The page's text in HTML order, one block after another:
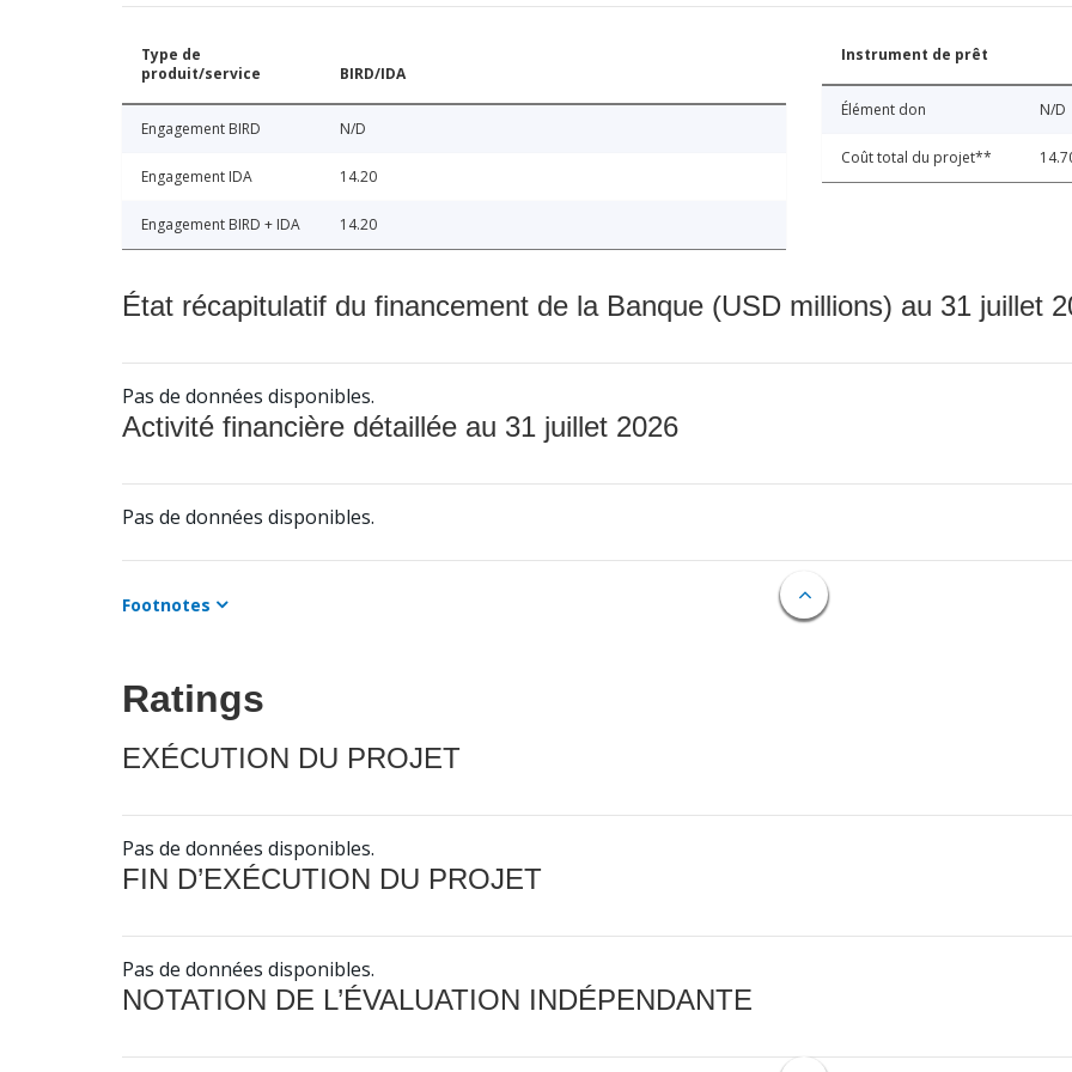
Type de
produit/service
BIRD/IDA
Engagement BIRD N/D
Engagement IDA 14.20
Engagement BIRD + IDA 14.20
Instrument de prêt
Élément don N/D
Coût total du projet**
État récapitulatif du financement de la Banque (USD millions) au 31 juillet
Pas de données disponibles.
Activité financière détaillée au 31 juillet 2026
Pas de données disponibles.
Footnotes
Ratings
EXÉCUTION DU PROJET
Pas de données disponibles.
FIN D’EXÉCUTION DU PROJET
Pas de données disponibles.
NOTATION DE L’ÉVALUATION INDÉPENDANTE